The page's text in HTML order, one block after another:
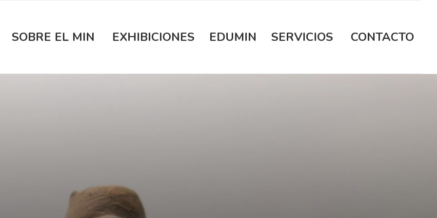
SOBRE EL MIN EXHIBICIONES EDUMIN SERVICIOS CONTACTO